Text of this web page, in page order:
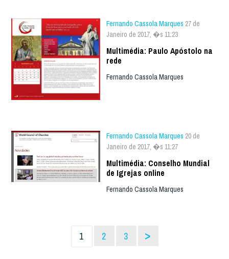
Fernando Cassola Marques 27 de
Janeiro de 2017, �s 11:23
Multimédia: Paulo Apóstolo na
rede
Fernando Cassola Marques
Fernando Cassola Marques 20 de
Janeiro de 2017, �s 11:27
Multimédia: Conselho Mundial
de Igrejas online
Fernando Cassola Marques
1 2 3 >